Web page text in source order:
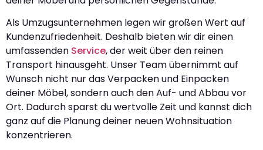
Als Umzugsunternehmen legen wir großen Wert auf
Kundenzufriedenheit. Deshalb bieten wir dir einen
umfassenden Service, der weit über den reinen
Transport hinausgeht. Unser Team übernimmt auf
Wunsch nicht nur das Verpacken und Einpacken
deiner Möbel, sondern auch den Auf- und Abbau vor
Ort. Dadurch sparst du wertvolle Zeit und kannst dich
ganz auf die Planung deiner neuen Wohnsituation
konzentrieren.